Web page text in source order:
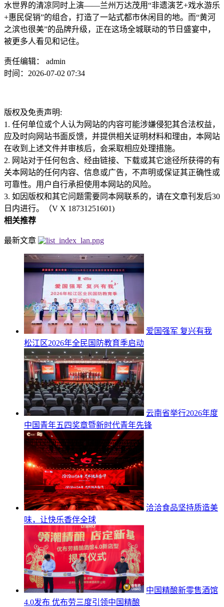
水世界的清凉同时上演——兰州万达茂用“非遗演艺+戏水游乐
+惠民促销”的组合，打造了一站式都市休闲目的地。而“黄河
之滨也很美”的品牌升级，正在这场全城联动的节日盛宴中，
被更多人看见和记住。‍
责任编辑： admin
时间：2026-07-02 07:34
版权及免责声明:
1. 任何单位或个人认为网站的内容可能涉嫌侵犯其合法权益，
应及时向网站书面反馈，并提供相关证明材料和理由，本网站
在收到上述文件并审核后，会采取相应处理措施。
2. 网站对于任何包含、经由链接、下载或其它途径所获得的有
关本网站的任何内容、信息或广告，不声明或保证其正确性或
可靠性。用户自行承担使用本网站的风险。
3. 如因版权和其它问题需要同本网联系的，请在文章刊发后30
日内进行。（V X 18731251601)
相关推荐
最新文章
爱国强军 复兴有我
松江区2026年全民国防教育季启动
云南省举行2026年度
中国青年五四奖章暨新时代青年先锋
洽洽食品坚持质造美
味，让快乐香伴全球
中国精酿新零售酒馆
4.0发布 优布劳三度引领中国精酿